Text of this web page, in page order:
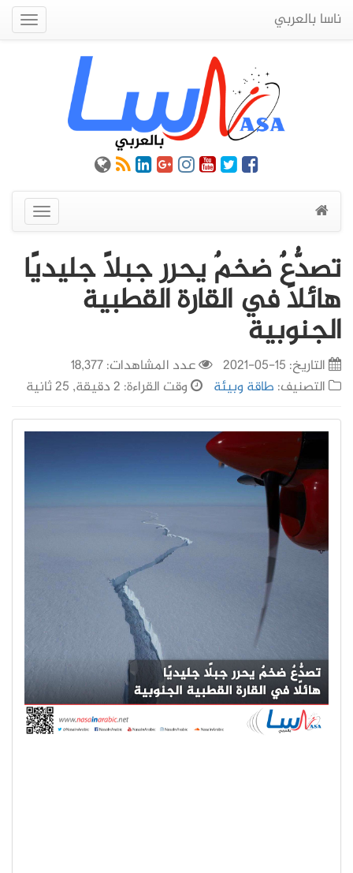
ناسا بالعربي
عرض
القائمة
تصدُّعٌ ضخمٌ يحرر جبلًا جليديًا
هائلًا في القارة القطبية
الجنوبية
التاريخ: 15-05-2021
عدد المشاهدات: 18,377
التصنيف: طاقة وبيئة وقت القراءة: 2 دقيقة, 25 ثانية